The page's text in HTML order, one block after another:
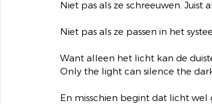
Niet pas als ze schreeuwen. Juist
Niet pas als ze passen in het
Want alleen het licht kan de
Only the light can silence the
En misschien begint dat licht wel